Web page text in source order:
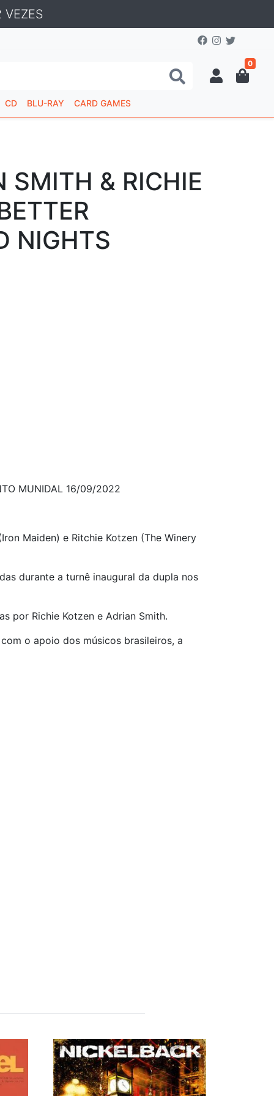
VEZES
0
CD BLU-RAY CARD GAMES
SMITH & RICHIE
NIGHTS
MUNIDAL 16/09/2022
Maiden) e Ritchie Kotzen (The Winery
durante a turnê inaugural da dupla nos
por Richie Kotzen e Adrian Smith.
o apoio dos músicos brasileiros, a